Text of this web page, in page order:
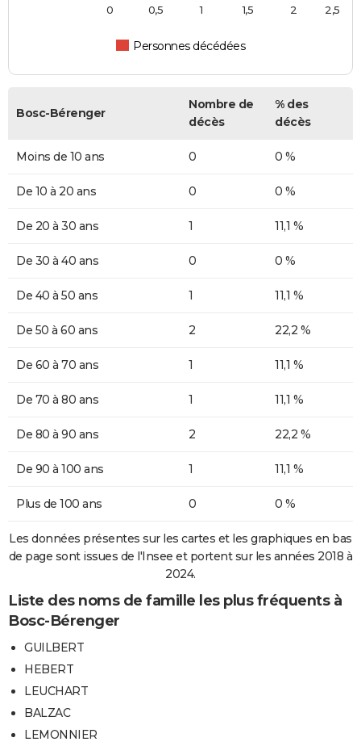
Personnes décédées
0 0,5 1 1,5 2 2,5
Bosc-Bérenger
Nombre de
décès
% des
décès
Moins de 10 ans 0 0 %
De 10 à 20 ans 0 0 %
De 20 à 30 ans 1 11,1 %
De 30 à 40 ans 0 0 %
De 40 à 50 ans 1 11,1 %
De 50 à 60 ans 2 22,2 %
De 60 à 70 ans 1 11,1 %
De 70 à 80 ans 1 11,1 %
De 80 à 90 ans 2 22,2 %
De 90 à 100 ans 1 11,1 %
Plus de 100 ans 0 0 %
Les données présentes sur les cartes et les graphiques en bas
de page sont issues de l'Insee et portent sur les années 2018 à
2024.
Liste des noms de famille les plus fréquents à
Bosc-Bérenger
GUILBERT
HEBERT
LEUCHART
BALZAC
LEMONNIER